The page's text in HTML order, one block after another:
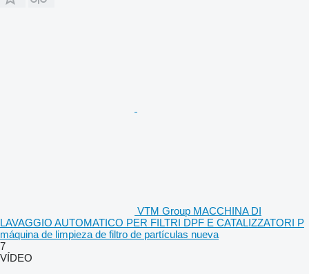
VTM Group MACCHINA DI
LAVAGGIO AUTOMATICO PER FILTRI DPF E CATALIZZATORI P
máquina de limpieza de filtro de partículas nueva
7
VÍDEO